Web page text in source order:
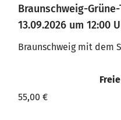
Braunschweig-
13.09.2026 um 12:00
Braunschweig mit dem
55,00 €